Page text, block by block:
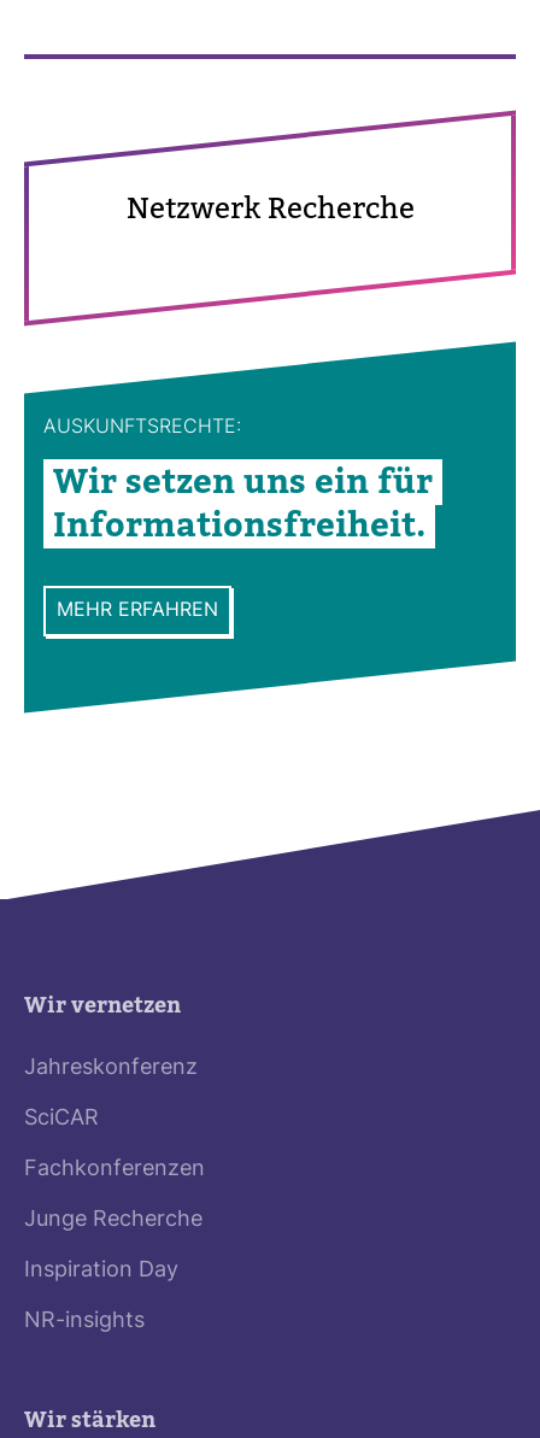
Netz­werk Recherche
AUS­KUNFTS­RECHTE:
Wir setzen uns ein für
Infor­ma­ti­ons­frei­heit.
MEHR ERFAHREN
Wir vernetzen
Jahreskonferenz
SciCAR
Fachkonferenzen
Junge Recherche
Inspiration Day
NR-insights
Wir stärken